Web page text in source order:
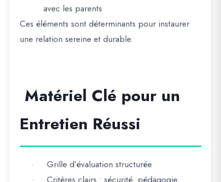
avec les parents
Ces éléments sont déterminants pour instaurer
une relation sereine et durable.
Matériel Clé pour un
Entretien Réussi
· Grille d’évaluation structurée
·